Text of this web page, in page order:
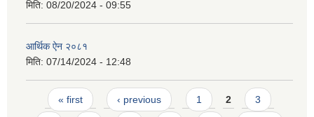
मिति: 08/20/2024 - 09:55
आर्थिक ऐन २०८१
मिति: 07/14/2024 - 12:48
Pages
« first ‹ previous 1 2 3